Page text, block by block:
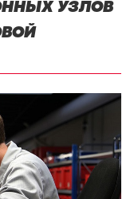
УЗЛОВ